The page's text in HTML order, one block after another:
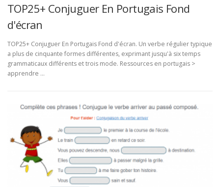
TOP25+ Conjuguer En Portugais Fond
d'écran
TOP25+ Conjuguer En Portugais Fond d'écran. Un verbe régulier typique
a plus de cinquante formes différentes, exprimant jusqu'à six temps
grammaticaux différents et trois mode. Ressources en portugais >
apprendre …